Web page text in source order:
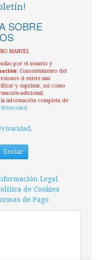
SOBRE
MANUEL
por el usuario y
: Consentimiento del
si existe una
y suprimir, así como
adicional;
la información completa de
.
.
Enviar
Legal
de Cookies
de Pago